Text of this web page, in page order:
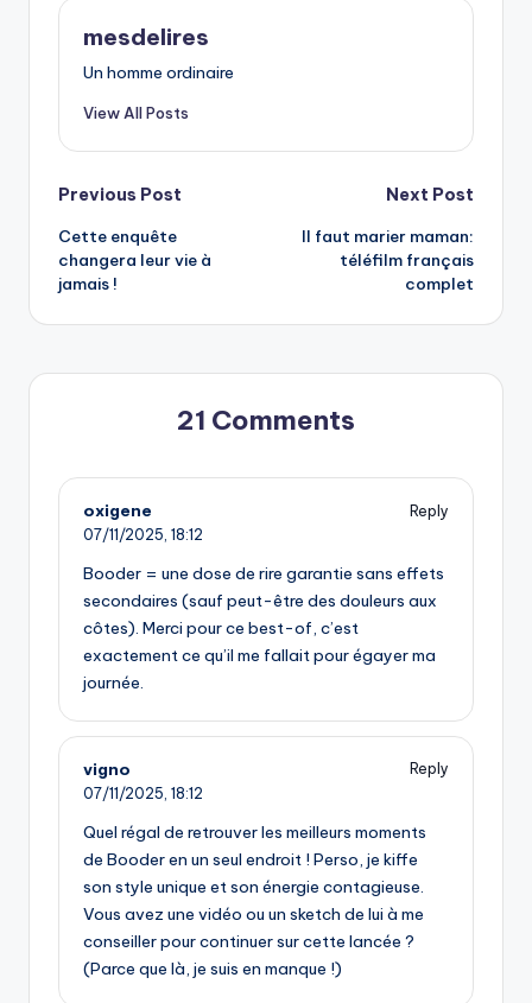
mesdelires
Un homme ordinaire
View All Posts
Post
navigation
Previous Post
Cette enquête
changera leur vie à
jamais !
Next Post
Il faut marier maman:
téléfilm français
complet
21 Comments
oxigene
Reply
07/11/2025, 18:12
Booder = une dose de rire garantie sans effets
secondaires (sauf peut-être des douleurs aux
côtes). Merci pour ce best-of, c’est
exactement ce qu’il me fallait pour égayer ma
journée.
vigno
Reply
07/11/2025, 18:12
Quel régal de retrouver les meilleurs moments
de Booder en un seul endroit ! Perso, je kiffe
son style unique et son énergie contagieuse.
Vous avez une vidéo ou un sketch de lui à me
conseiller pour continuer sur cette lancée ?
(Parce que là, je suis en manque !)